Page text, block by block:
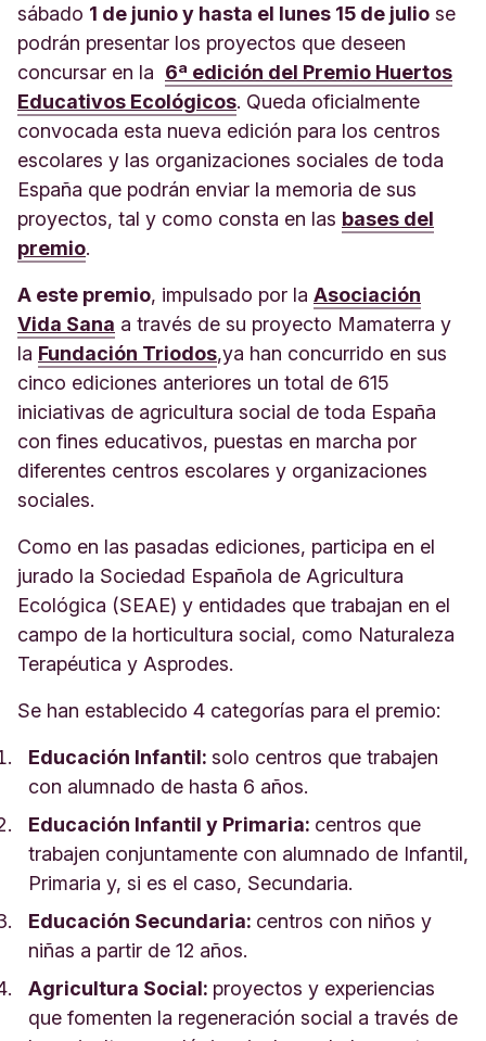
sábado 1 de junio y hasta el lunes 15 de julio se
podrán presentar los proyectos que deseen
concursar en la 6ª edición del Premio Huertos
Educativos Ecológicos. Queda oficialmente
convocada esta nueva edición para los centros
escolares y las organizaciones sociales de toda
España que podrán enviar la memoria de sus
proyectos, tal y como consta en las bases del
premio.
A este premio, impulsado por la Asociación
Vida Sana a través de su proyecto Mamaterra y
la Fundación Triodos,ya han concurrido en sus
cinco ediciones anteriores un total de 615
iniciativas de agricultura social de toda España
con fines educativos, puestas en marcha por
diferentes centros escolares y organizaciones
sociales.
Como en las pasadas ediciones, participa en el
jurado la Sociedad Española de Agricultura
Ecológica (SEAE) y entidades que trabajan en el
campo de la horticultura social, como Naturaleza
Terapéutica y Asprodes.
Se han establecido 4 categorías para el premio:
Educación Infantil: solo centros que trabajen
con alumnado de hasta 6 años.
Educación Infantil y Primaria: centros que
trabajen conjuntamente con alumnado de Infantil,
Primaria y, si es el caso, Secundaria.
Educación Secundaria: centros con niños y
niñas a partir de 12 años.
Agricultura Social: proyectos y experiencias
que fomenten la regeneración social a través de